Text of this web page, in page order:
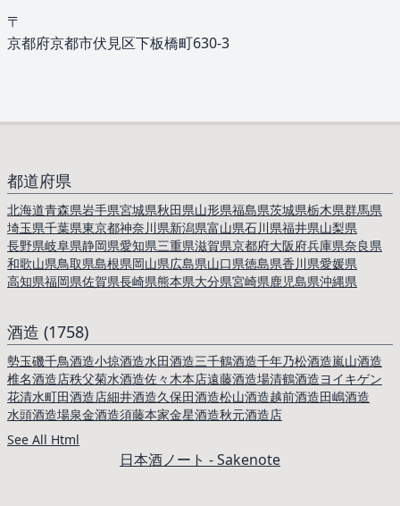
〒
京都府京都市伏見区下板橋町630-3
都道府県
北海道青森県岩手県宮城県秋田県山形県福島県茨城県栃木県群馬県
埼玉県千葉県東京都神奈川県新潟県富山県石川県福井県山梨県
長野県岐阜県静岡県愛知県三重県滋賀県京都府大阪府兵庫県奈良県
和歌山県鳥取県島根県岡山県広島県山口県徳島県香川県愛媛県
高知県福岡県佐賀県長崎県熊本県大分県宮崎県鹿児島県沖縄県
酒造 (1758)
勢玉磯千鳥酒造小掠酒造水田酒造三千鶴酒造千年乃松酒造嵐山酒造
椎名酒造店秩父菊水酒造佐々木本店遠藤酒造場清鶴酒造ヨイキゲン
花清水町田酒造店細井酒造久保田酒造松山酒造越前酒造田嶋酒造
水頭酒造場泉金酒造須藤本家金星酒造秋元酒造店
See All Html
日本酒ノート - Sakenote